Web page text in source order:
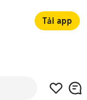
Tải app